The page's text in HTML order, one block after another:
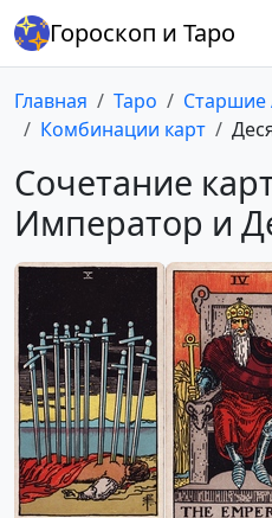
Гороскоп и Таро
Главная Таро Старшие
Комбинации карт
Сочетание
Император и